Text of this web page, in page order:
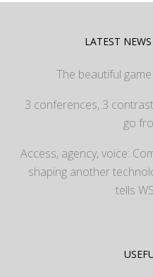
LATEST
The beautiful
3 conferences, 3
go
Access, agency, voice:
shaping another
tells